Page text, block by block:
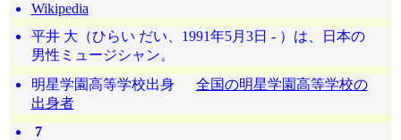
Wikipedia
平井 大（ひらい だい、1991年5月3日 - ）は、日本の
男性ミュージシャン。
明星学園高等学校出身 全国の明星学園高等学校の
出身者
7